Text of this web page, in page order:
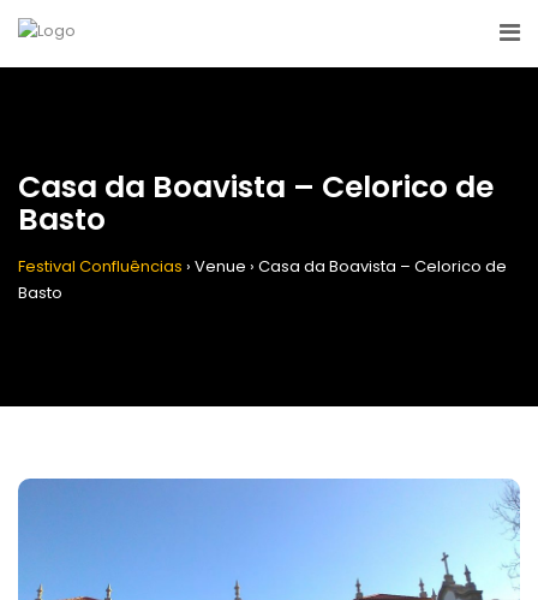
Casa da Boavista – Celorico de
Basto
Festival Confluências › Venue › Casa da Boavista – Celorico de
Basto